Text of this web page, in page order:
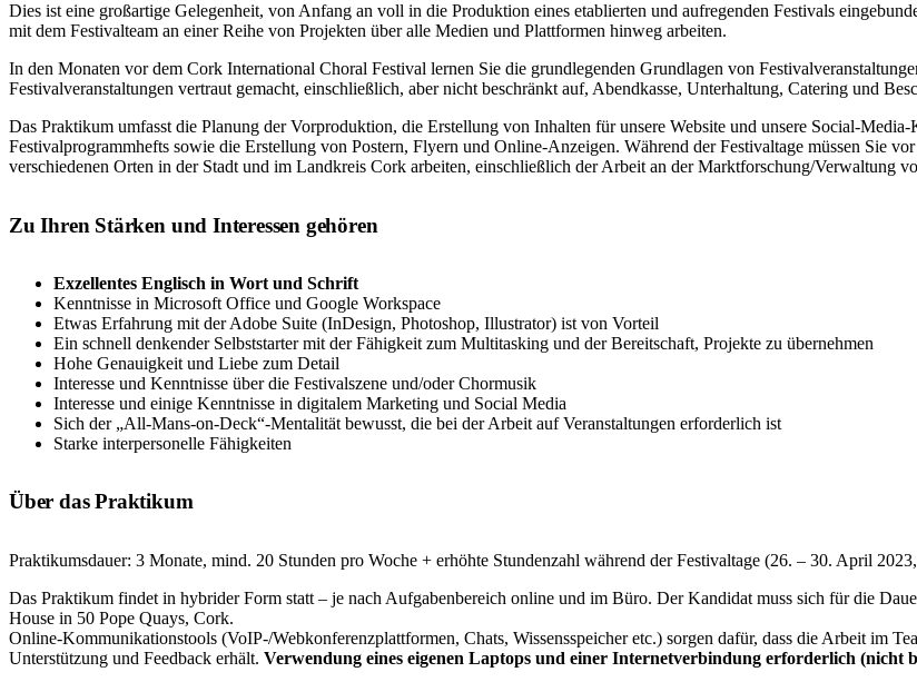
Dies ist eine großartige Gelegenheit, von Anfang an voll in die Produktion eines etablierten und aufregenden Festivals
mit dem Festivalteam an einer Reihe von Projekten über alle Medien und Plattformen hinweg arbeiten.
In den Monaten vor dem Cork International Choral Festival lernen Sie die grundlegenden Grundlagen von
Festivalveranstaltungen vertraut gemacht, einschließlich, aber nicht beschränkt auf, Abendkasse, Unterhaltung, Catering und
Das Praktikum umfasst die Planung der Vorproduktion, die Erstellung von Inhalten für unsere Website und unsere Social-
Festivalprogrammhefts sowie die Erstellung von Postern, Flyern und Online-Anzeigen. Während der Festivaltage müssen Sie
verschiedenen Orten in der Stadt und im Landkreis Cork arbeiten, einschließlich der Arbeit an der Marktforschung/Verwaltung
Zu Ihren Stärken und Interessen gehören
Exzellentes Englisch in Wort und Schrift
Kenntnisse in Microsoft Office und Google Workspace
Etwas Erfahrung mit der Adobe Suite (InDesign, Photoshop, Illustrator) ist von Vorteil
Ein schnell denkender Selbststarter mit der Fähigkeit zum Multitasking und der Bereitschaft, Projekte zu übernehmen
Hohe Genauigkeit und Liebe zum Detail
Interesse und Kenntnisse über die Festivalszene und/oder Chormusik
Interesse und einige Kenntnisse in digitalem Marketing und Social Media
Sich der „All-Mans-on-Deck“-Mentalität bewusst, die bei der Arbeit auf Veranstaltungen erforderlich ist
Starke interpersonelle Fähigkeiten
Über das Praktikum
Praktikumsdauer: 3 Monate, mind. 20 Stunden pro Woche + erhöhte Stundenzahl während der Festivaltage (26. – 30. April
Das Praktikum findet in hybrider Form statt – je nach Aufgabenbereich online und im Büro. Der Kandidat muss sich für die
House in 50 Pope Quays, Cork.
Online-Kommunikationstools (VoIP-/Webkonferenzplattformen, Chats, Wissensspeicher etc.) sorgen dafür, dass die Arbeit im
Unterstützung und Feedback erhält. Verwendung eines eigenen Laptops und einer Internetverbindung erforderlich (nicht